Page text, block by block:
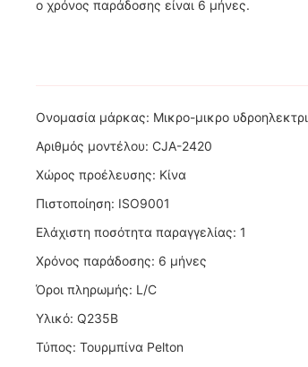
ο χρόνος παράδοσης είναι 6 μήνες.
Ονομασία μάρκας: Μικρο-μικρο
Αριθμός μοντέλου: CJA-2420
Χώρος προέλευσης: Κίνα
Πιστοποίηση: ISO9001
Ελάχιστη ποσότητα παραγγελίας: 1
Χρόνος παράδοσης: 6 μήνες
Όροι πληρωμής: L/C
Υλικό: Q235B
Τύπος: Τουρμπίνα Pelton